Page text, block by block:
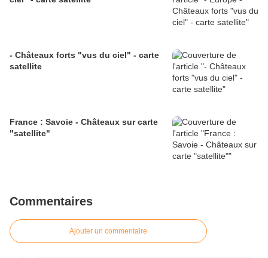
- Châteaux forts "vus du ciel" - carte
satellite
France : Savoie - Châteaux sur carte
"satellite"
Commentaires
Ajouter un commentaire